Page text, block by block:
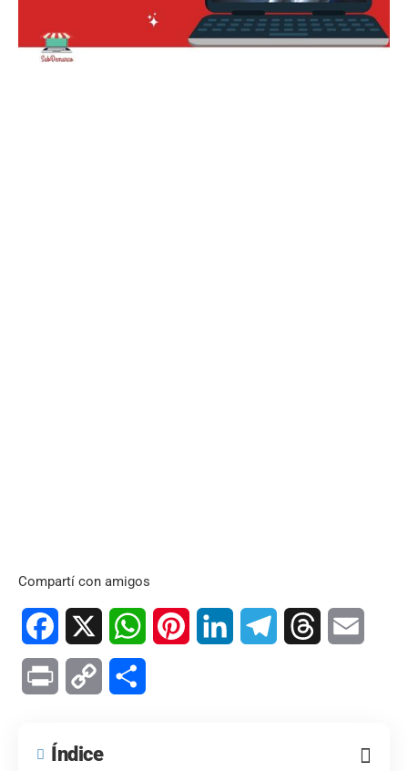
Compartí con amigos
Facebook WhatsAppPinterest LinkedIn TelegramThreads
Print Copy
Índice